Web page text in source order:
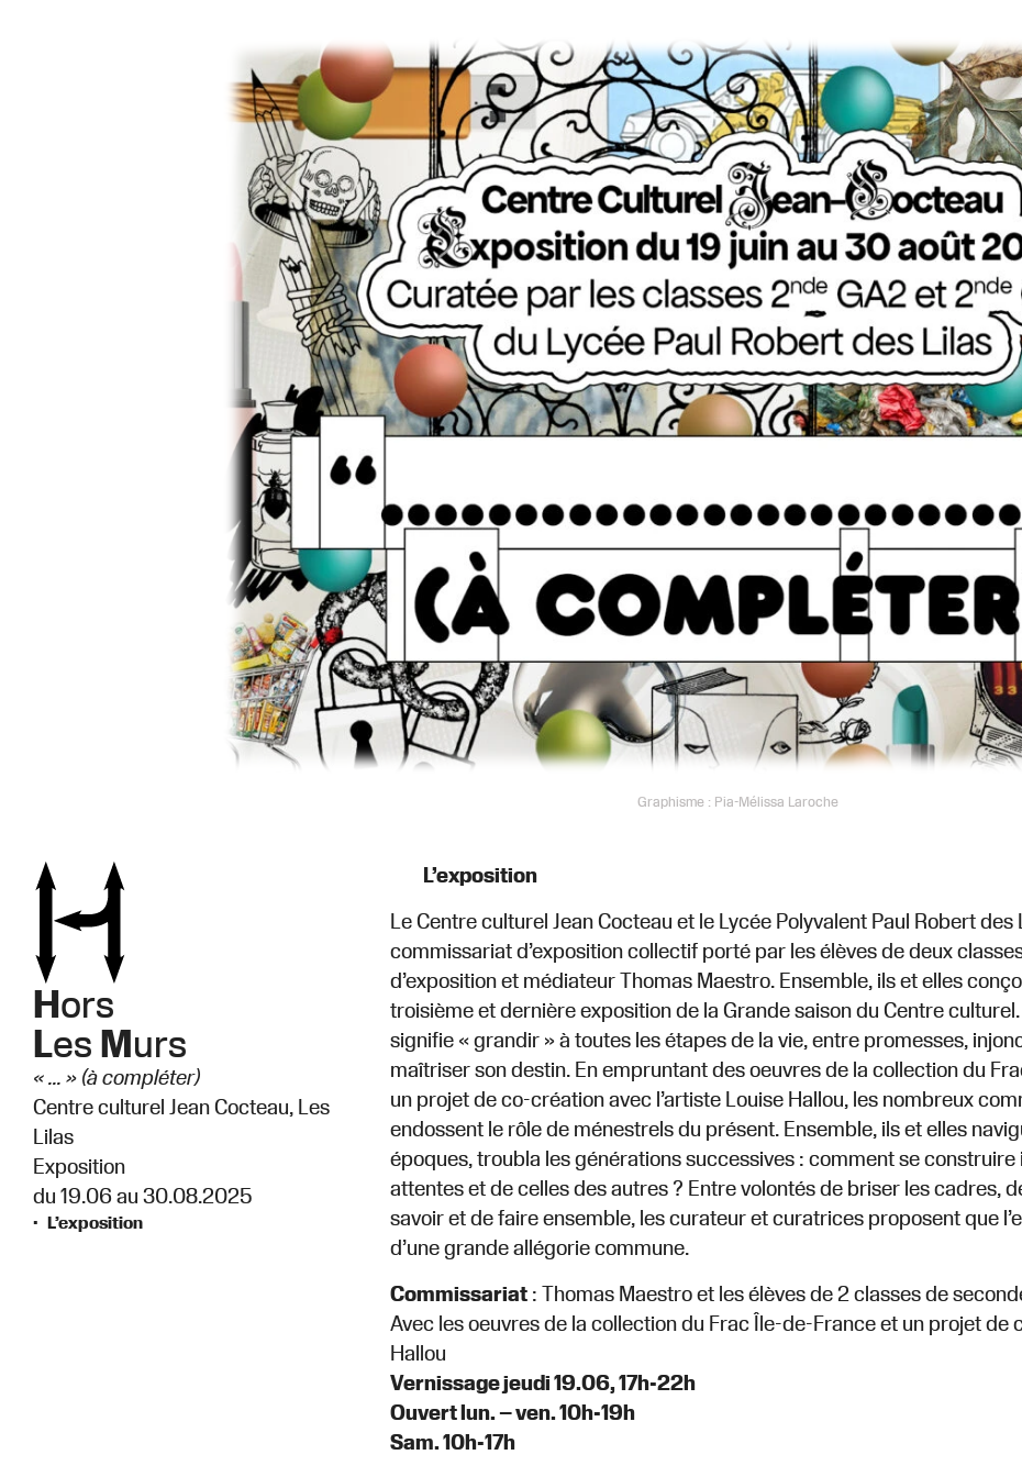
Graphisme : Pia-Mélissa Laroche
Hors
Les Murs
« … » (à compléter)
Centre culturel Jean Cocteau, Les
Lilas
Exposition
du 19.06 au 30.08.2025
L’exposition
L’exposition
Le Centre culturel Jean Cocteau et le Lycée Polyvalent Paul Robert des
commissariat d’exposition collectif porté par les élèves de deux
d’exposition et médiateur Thomas Maestro. Ensemble, ils et elles
troisième et dernière exposition de la Grande saison du Centre
signifie « grandir » à toutes les étapes de la vie, entre promesses,
maîtriser son destin. En empruntant des oeuvres de la collection du
un projet de co-création avec l’artiste Louise Hallou, les nombreux
endossent le rôle de ménestrels du présent. Ensemble, ils et elles
époques, troubla les générations successives : comment se
attentes et de celles des autres ? Entre volontés de briser les cadres,
savoir et de faire ensemble, les curateur et curatrices proposent que
d’une grande allégorie commune.
Commissariat: Thomas Maestro et les élèves de 2 classes de
Avec les oeuvres de la collection du Frac Île-de-France et un projet de
Hallou
Vernissage jeudi 19.06, 17h-22h
Ouvert lun. – ven. 10h-19h
Sam. 10h-17h